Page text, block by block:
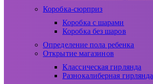
Коробка-сюрприз
Коробка с шарами
Коробка без шаров
Определение пола ребенка
Открытие магазинов
Классическая гирлянда
Разнокалиберная гирлянда